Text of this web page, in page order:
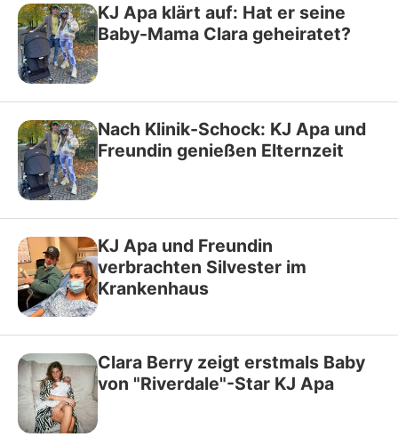
KJ Apa klärt auf: Hat er seine
Baby-Mama Clara geheiratet?
Nach Klinik-Schock: KJ Apa und
Freundin genießen Elternzeit
KJ Apa und Freundin
verbrachten Silvester im
Krankenhaus
Clara Berry zeigt erstmals Baby
von "Riverdale"-Star KJ Apa